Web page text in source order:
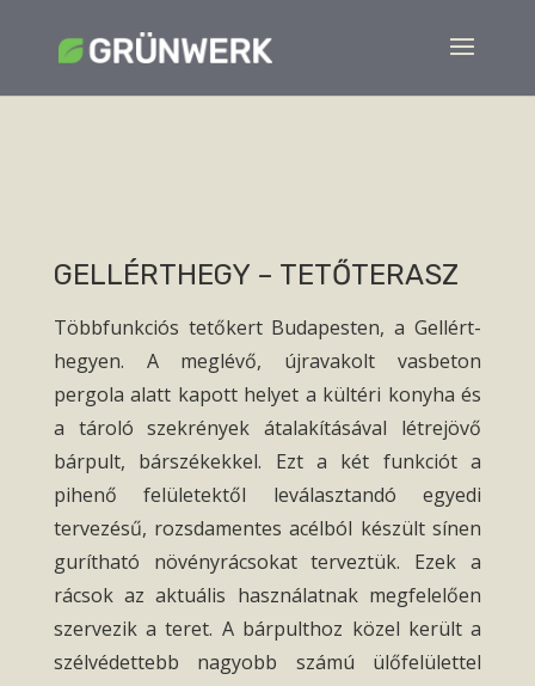
GELLÉRTHEGY – TETŐTERASZ
Többfunkciós tetőkert Budapesten, a Gellért-
hegyen. A meglévő, újravakolt vasbeton
pergola alatt kapott helyet a kültéri konyha és
a tároló szekrények átalakításával létrejövő
bárpult, bárszékekkel. Ezt a két funkciót a
pihenő felületektől leválasztandó egyedi
tervezésű, rozsdamentes acélból készült sínen
gurítható növényrácsokat terveztük. Ezek a
rácsok az aktuális használatnak megfelelően
szervezik a teret. A bárpulthoz közel került a
szélvédettebb nagyobb számú ülőfelülettel